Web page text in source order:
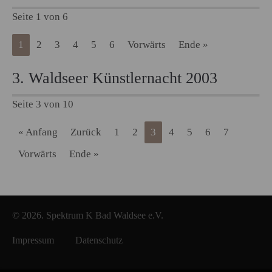
Seite 1 von 6
1 2 3 4 5 6 Vorwärts Ende »
3. Waldseer Künstlernacht 2003
Seite 3 von 10
« Anfang Zurück 1 2 3 4 5 6
7
Vorwärts
Ende »
© 2026. Spektrum K Bad Waldsee e.V.
Impressum Datenschutz